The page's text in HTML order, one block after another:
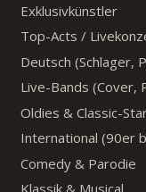
Exklusivkünstler
Top-Acts /
Deutsch (Schlager,
Live-Bands (Cover,
Oldies & Classic-
International (90er
Comedy & Parodie
Klassik & Musical